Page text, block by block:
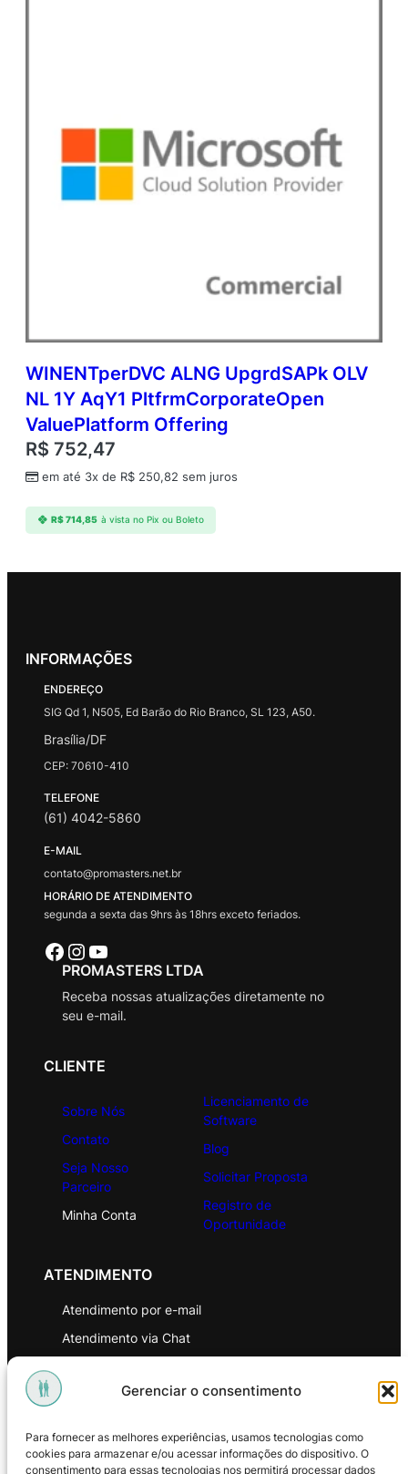
Gerenciar o consentimento
Para fornecer as melhores experiências, usamos tecnologias como
cookies para armazenar e/ou acessar informações do dispositivo. O
consentimento para essas tecnologias nos permitirá processar dados
WINENTperDVC ALNG UpgrdSAPk OLV
NL 1Y AqY1 PltfrmCorporateOpen
ValuePlatform Offering
R$ 752,47
em até 3x de R$ 250,82 sem juros
R$714,85 à vista no Pix ou Boleto
INFORMAÇÕES
ENDEREÇO
SIG Qd 1, N505, Ed Barão do Rio Branco, SL 123, A50.
Brasília/DF
CEP: 70610-410
TELEFONE
(61) 4042-5860
E-MAIL
contato@promasters.net.br
HORÁRIO DE ATENDIMENTO
segunda a sexta das 9hrs às 18hrs exceto feriados.
Facebook Instagram Youtube
PROMASTERS LTDA
Receba nossas atualizações diretamente no
seu e-mail.
CLIENTE
Sobre Nós
Contato
Seja Nosso
Parceiro
Minha Conta
Licenciamento de
Software
Blog
Solicitar Proposta
Registro de
Oportunidade
ATENDIMENTO
Atendimento por e-mail
Atendimento via Chat
Política de Privacidade